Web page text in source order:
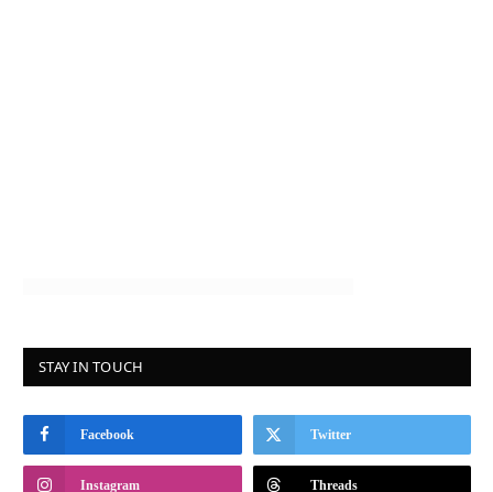
STAY IN TOUCH
Facebook Twitter
Instagram Threads